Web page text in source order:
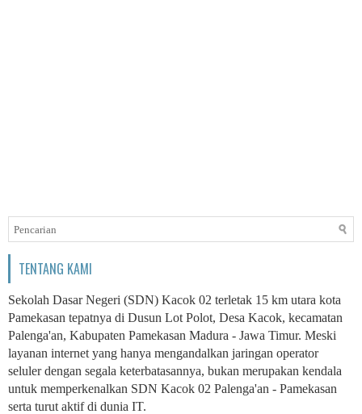
TENTANG KAMI
Sekolah Dasar Negeri (SDN) Kacok 02 terletak 15 km utara kota
Pamekasan tepatnya di Dusun Lot Polot, Desa Kacok, kecamatan
Palenga'an, Kabupaten Pamekasan Madura - Jawa Timur. Meski
layanan internet yang hanya mengandalkan jaringan operator
seluler dengan segala keterbatasannya, bukan merupakan kendala
untuk memperkenalkan SDN Kacok 02 Palenga'an - Pamekasan
serta turut aktif di dunia IT.